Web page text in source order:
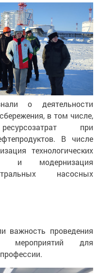
о деятельности
в том числе,
при
В числе
технологических
и модернизация
насосных
важность проведения
мероприятий для